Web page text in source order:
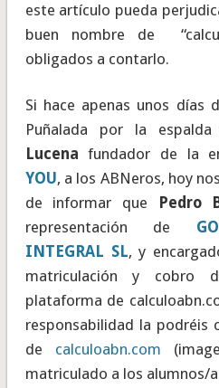
este artículo pueda
buen nombre de
obligados a contarlo.
Si hace apenas unos días
Puñalada por la
Lucena fundador de la
YOU, a los ABNeros, hoy
de informar que
Pedro
representación de
INTEGRAL SL, y
matriculación y cobro
plataforma de
responsabilidad la podréis
de calculoabn.com
matriculado a los alumnos/